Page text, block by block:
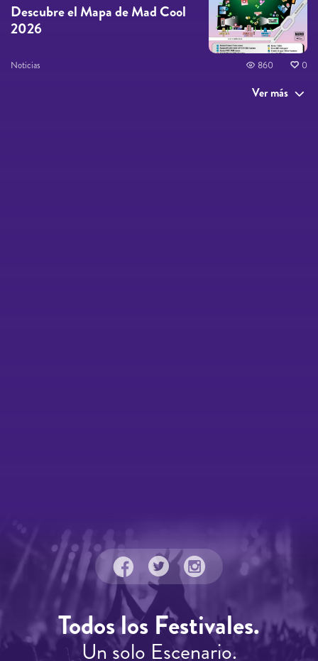
Descubre el Mapa de Mad Cool
2026
Noticias 860 0
Ver más
Todos los Festivales.
Un solo Escenario.